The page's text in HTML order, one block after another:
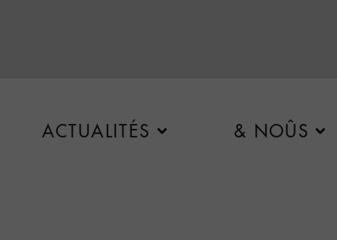
ACTUALITÉS & NOÛS